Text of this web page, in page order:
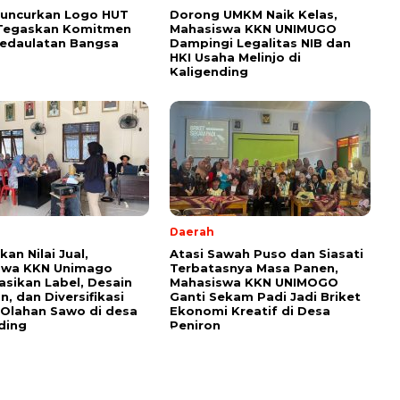
Logo HUT
Komitmen
Bangsa
Dorong UMKM Naik Kelas,
Mahasiswa KKN UNIMUGO
Dampingi Legalitas NIB dan
HKI Usaha Melinjo di
Kaligending
Nilai Jual,
KKN Unimago
Label, Desain
dan Diversifikasi
Sawo di desa
Daerah
Atasi Sawah Puso dan Siasati
Terbatasnya Masa Panen,
Mahasiswa KKN UNIMOGO
Ganti Sekam Padi Jadi Briket
Ekonomi Kreatif di Desa
Peniron